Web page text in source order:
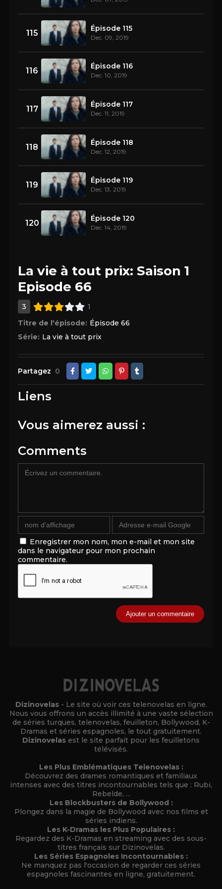
115 Épisode 115
Dec. 09, 2019
116 Épisode 116
Dec. 10, 2019
117 Épisode 117
Dec. 11, 2019
118 Épisode 118
Dec. 12, 2019
119 Épisode 119
Dec. 13, 2019
120 Épisode 120
Dec. 14, 2019
La vie à tout prix: Saison 1
Episode 66
3
1
Titre de l'épisode: Épisode 66
Série: La vie à tout prix
Partagez 0
Liens
Vous aimerez aussi :
Comments
Enregistrer mon nom, mon e-mail et mon site
dans le navigateur pour mon prochain
commentaire.
Dizinovelas - Le site où voir ces telenovelas en ligne.
Nous vous offrons un accès illimité à une vaste sélection
de séries turques, telenovelas, feuilleton, Bollywood, K-
Dramas et séries espagnoles, le tout gratuitement.
Dizinovelas est le site parfait pour les feuilletons
télévisés.
Les Plus Emblématiques Telenovelas :
Découvrez des drames romantiques et familiaux
intenses avec des titres incontournables tels que : Rubi,
Rebelde, ...
Les Blockbusters de Bollywood :
Plongez dans la magie de Bollywood avec nos films et
séries indiens.
Les K-Dramas les Plus Populaires :
Regardez des K-Dramas en streaming avec des sous-
titres français sur Dizinovelas.
Les Séries Espagnoles Incontournables :
Ne manquez pas l'occasion de regarder ces séries
espagnoles fascinantes en ligne, gratuitement.